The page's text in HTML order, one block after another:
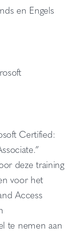
en Engels
Certified:
deze training
voor het
Access
te nemen aan